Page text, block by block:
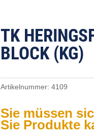
TK
BLOCK (KG)
Artikelnummer: 4109
Sie müssen
Sie Produkte